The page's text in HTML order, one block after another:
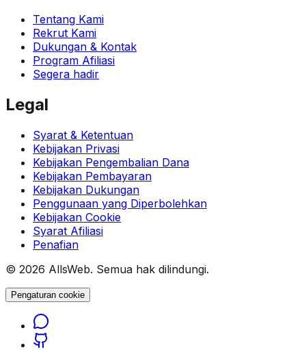
Tentang Kami
Rekrut Kami
Dukungan & Kontak
Program Afiliasi
Segera hadir
Legal
Syarat & Ketentuan
Kebijakan Privasi
Kebijakan Pengembalian Dana
Kebijakan Pembayaran
Kebijakan Dukungan
Penggunaan yang Diperbolehkan
Kebijakan Cookie
Syarat Afiliasi
Penafian
© 2026 AllsWeb. Semua hak dilindungi.
Pengaturan cookie